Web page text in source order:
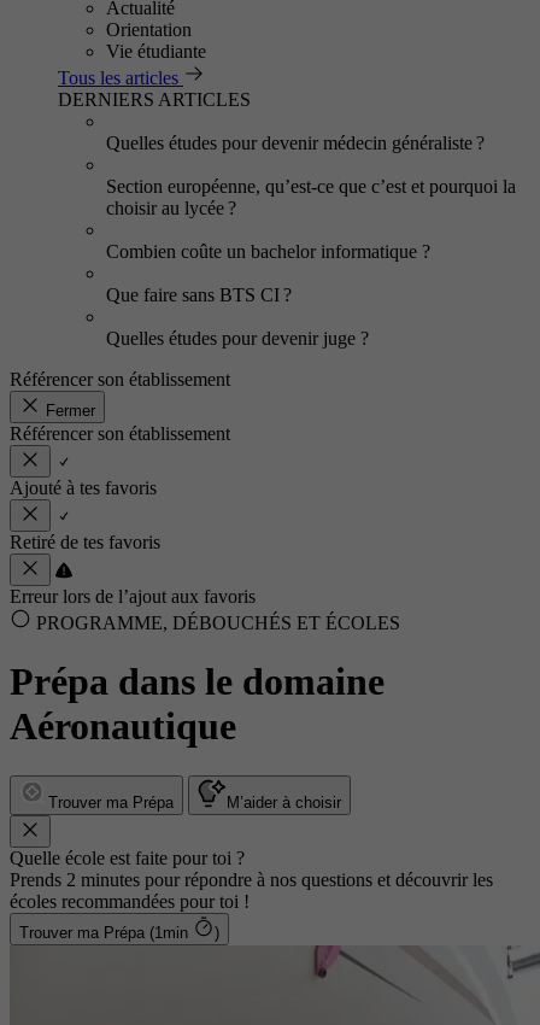
Actualité
Orientation
Vie étudiante
Tous les articles
DERNIERS ARTICLES
Quelles études pour devenir médecin généraliste ?
Section européenne, qu’est-ce que c’est et pourquoi la
choisir au lycée ?
Combien coûte un bachelor informatique ?
Que faire sans BTS CI ?
Quelles études pour devenir juge ?
Référencer son établissement
Fermer
Référencer son établissement
Ajouté à tes favoris
Retiré de tes favoris
Erreur lors de l’ajout aux favoris
PROGRAMME, DÉBOUCHÉS ET ÉCOLES
Prépa dans le domaine
Aéronautique
Trouver ma Prépa M’aider à choisir
Quelle école est faite pour toi ?
Prends 2 minutes pour répondre à nos questions et découvrir les
écoles recommandées pour toi !
Trouver ma Prépa (1min )